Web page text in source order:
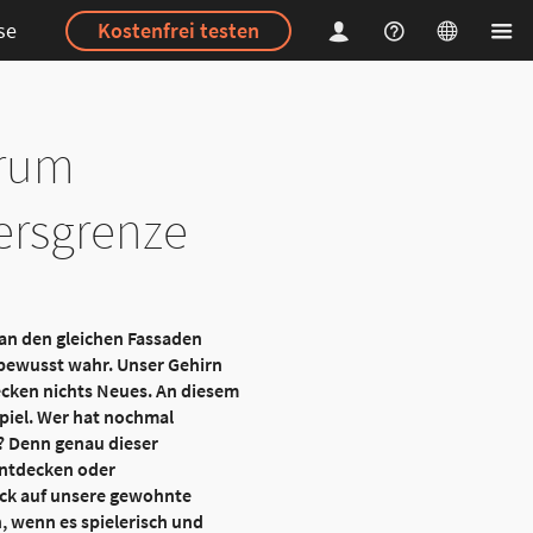
Kostenfrei testen
den gleichen Fassaden
wahr. Unser Gehirn
nichts Neues. An diesem
Wer hat nochmal
genau dieser
oder
auf unsere gewohnte
wenn es spielerisch und